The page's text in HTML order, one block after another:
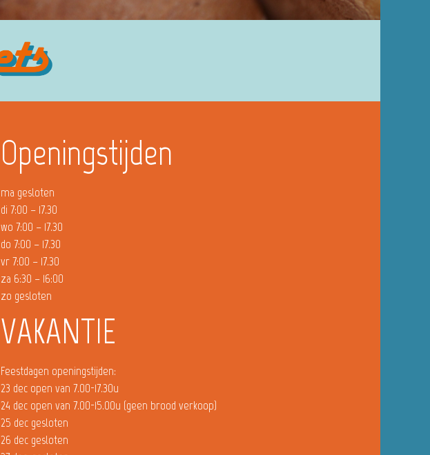
Openingstijden
ma gesloten
di 7:00 – 17.30
wo 7:00 – 17.30
do 7:00 – 17.30
vr 7:00 – 17.30
za 6:30 – 16:00
zo gesloten
VAKANTIE
Feestdagen openingstijden:
23 dec open van 7.00-17.30u
24 dec open van 7.00-15.00u (geen brood verkoop)
25 dec gesloten
26 dec gesloten